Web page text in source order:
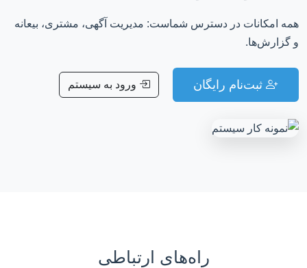
همه امکانات در دسترس شماست: مدیریت آگهی، مشتری، بیعانه
و گزارش‌ها.
ثبت‌نام رایگان ورود به سیستم
راه‌های ارتباطی